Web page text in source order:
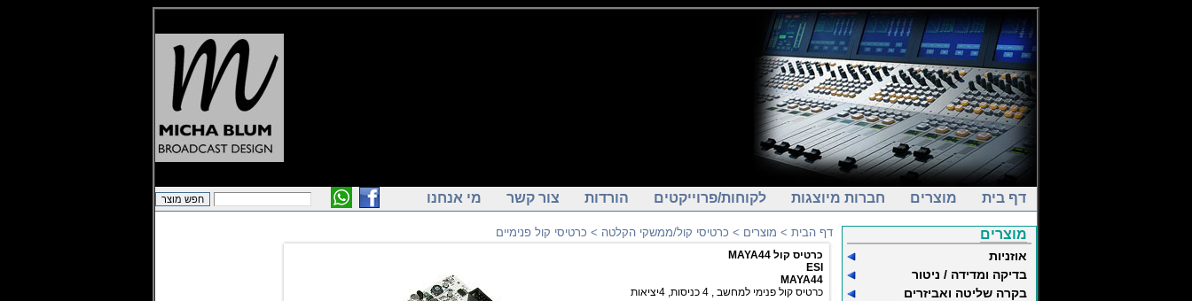
דף בית מוצרים חברות מיוצגות לקוחות/פרוייקטים הורדות צור קשר מי אנחנו
מוצרים
אוזניות
בדיקה ומדידה / ניטור
בקרה שליטה ואביזרים
דף הבית > מוצרים > כרטיסי קול/ממשקי הקלטה > כרטיסי קול פנימיים
כרטיס קול MAYA44
ESI
MAYA44
כרטיס קול פנימי למחשב , 4 כניסות, 4יציאות